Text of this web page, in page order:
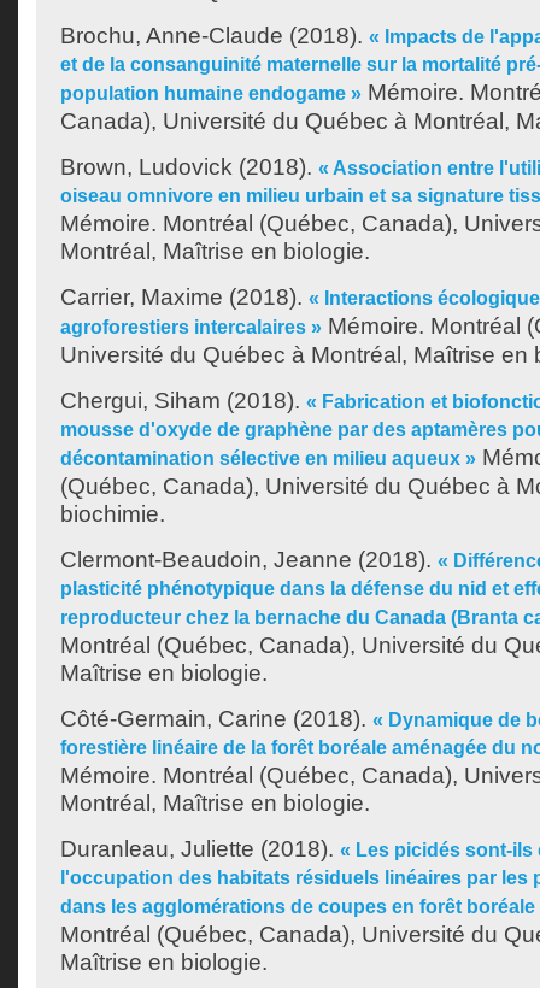
Brochu, Anne-Claude (2018). « Impacts de
et de la consanguinité maternelle sur la mortalité
population humaine endogame » Mémoire.
Canada), Université du Québec à Montréal,
Brown, Ludovick (2018). « Association entre
oiseau omnivore en milieu urbain et sa signature
Mémoire. Montréal (Québec, Canada),
Montréal, Maîtrise en biologie.
Carrier, Maxime (2018). « Interactions
agroforestiers intercalaires » Mémoire. Montréal
Université du Québec à Montréal, Maîtrise en
Chergui, Siham (2018). « Fabrication et
mousse d'oxyde de graphène par des aptamères
décontamination sélective en milieu aqueux »
(Québec, Canada), Université du Québec à
biochimie.
Clermont-Beaudoin, Jeanne (2018). «
plasticité phénotypique dans la défense du nid et
reproducteur chez la bernache du Canada (Branta
Montréal (Québec, Canada), Université du
Maîtrise en biologie.
Côté-Germain, Carine (2018). « Dynamique de
forestière linéaire de la forêt boréale aménagée du
Mémoire. Montréal (Québec, Canada),
Montréal, Maîtrise en biologie.
Duranleau, Juliette (2018). « Les picidés sont-ils
l'occupation des habitats résiduels linéaires par les
dans les agglomérations de coupes en forêt boréale
Montréal (Québec, Canada), Université du
Maîtrise en biologie.